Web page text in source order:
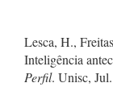
Lesca, H.,
Inteligência
Perfil. Unisc, Jul.